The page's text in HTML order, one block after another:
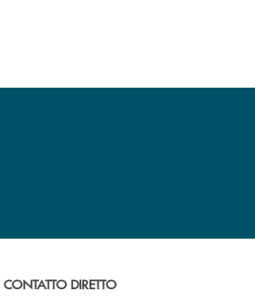
di assistenza immediata?
CONTATTO DIRETTO